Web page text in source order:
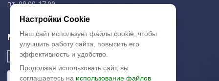
пт: 09.00-17.00
Мы в соц. сетях
Настройки Cookie
Наш сайт использует файлы cookie, чтобы
улучшить работу сайта, повысить его
эффективность и удобство.
Продолжая использовать сайт, вы
соглашаетесь на использование файлов